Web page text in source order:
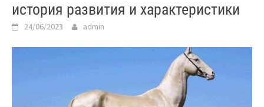
история развития и характеристики
24/06/2023 admin